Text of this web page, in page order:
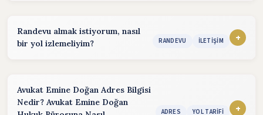
iletişim bölümünden benimle iletişime geçebilirsiniz.
Randevu almak istiyorum, nasıl
bir yol izlemeliyim?
RANDEVU İLETIŞIM +
Telefon:
(Hafta içi :08:30 - 17:30)
Email: (24 saat içinde cevap)
Avukat Emine Doğan Adres Bilgisi
Nedir? Avukat Emine Doğan
ADRES YOL TARIFI +